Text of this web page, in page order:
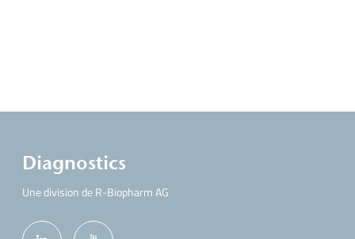
Diagnostics
Une division de R-Biopharm AG